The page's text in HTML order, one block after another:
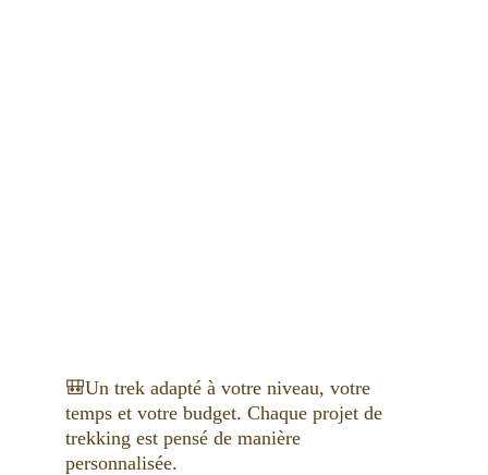
🎒Un trek adapté à votre niveau, votre
temps et votre budget. Chaque projet de
trekking est pensé de manière
personnalisée.